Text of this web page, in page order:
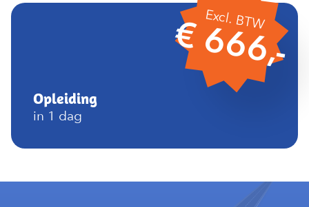
Opleiding
in 1 dag
Excl. BTW
€ 666,-